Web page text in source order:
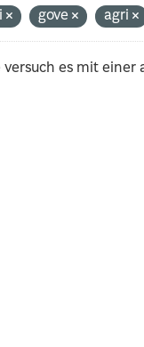
gove agri
versuch es mit einer